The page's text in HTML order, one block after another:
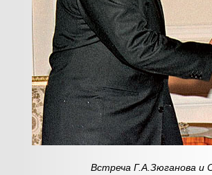
Встреча Г.А.Зюганова и